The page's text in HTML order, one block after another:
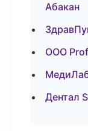
Абакан
ООО
Дентал